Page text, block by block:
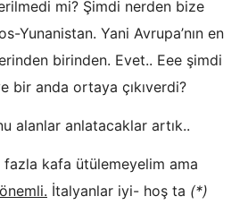
mi? Şimdi nerden bize
Yunanistan. Yani Avrupa’nın en
birinden. Evet.. Eee şimdi
bir anda ortaya çıkıverdi?
alanlar anlatacaklar artık..
kafa ütülemeyelim ama
İtalyanlar iyi- hoş ta (*)